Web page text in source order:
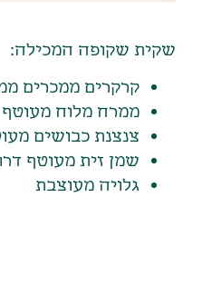
שקית שקופה המכילה:
קרקרים ממכרים
ממרח מלוח מעוטף
צנצנת כבושים
שמן זית מעוטף
גלויה מעוצבת